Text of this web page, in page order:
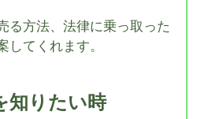
る方法、法律に乗っ取った
してくれます。
知りたい時